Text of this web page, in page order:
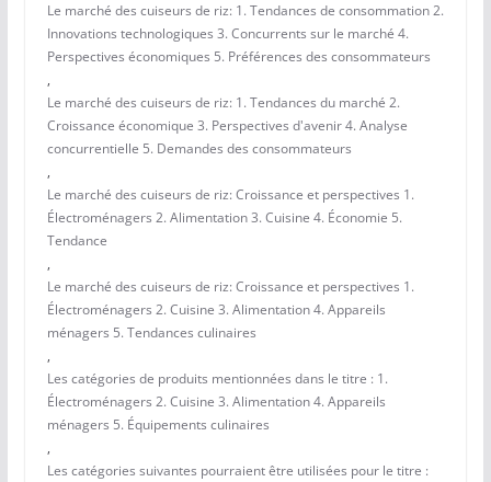
Le marché des cuiseurs de riz: 1. Tendances de consommation 2.
Innovations technologiques 3. Concurrents sur le marché 4.
Perspectives économiques 5. Préférences des consommateurs
,
Le marché des cuiseurs de riz: 1. Tendances du marché 2.
Croissance économique 3. Perspectives d'avenir 4. Analyse
concurrentielle 5. Demandes des consommateurs
,
Le marché des cuiseurs de riz: Croissance et perspectives 1.
Électroménagers 2. Alimentation 3. Cuisine 4. Économie 5.
Tendance
,
Le marché des cuiseurs de riz: Croissance et perspectives 1.
Électroménagers 2. Cuisine 3. Alimentation 4. Appareils
ménagers 5. Tendances culinaires
,
Les catégories de produits mentionnées dans le titre : 1.
Électroménagers 2. Cuisine 3. Alimentation 4. Appareils
ménagers 5. Équipements culinaires
,
Les catégories suivantes pourraient être utilisées pour le titre :